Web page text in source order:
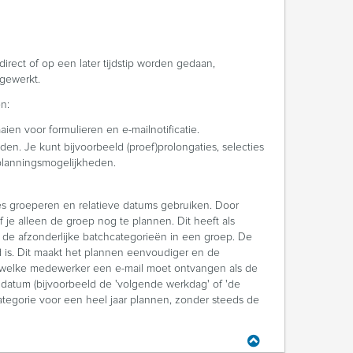
of op een later tijdstip worden gedaan,
voor formulieren en e-mailnotificatie.
Je kunt bijvoorbeeld (proef)prolongaties, selecties
groeperen en relatieve datums gebruiken. Door
alleen de groep nog te plannen. Dit heeft als
afzonderlijke batchcategorieën in een groep. De
Dit maakt het plannen eenvoudiger en de
medewerker een e-mail moet ontvangen als de
(bijvoorbeeld de 'volgende werkdag' of 'de
voor een heel jaar plannen, zonder steeds de